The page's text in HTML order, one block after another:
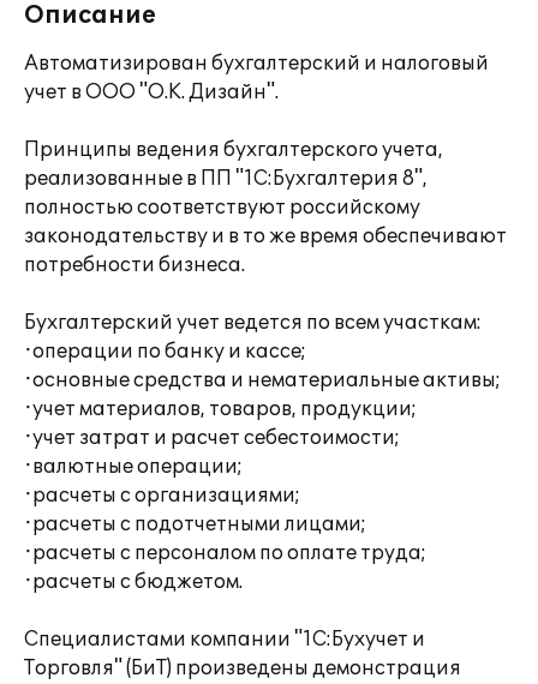
Описание
Автоматизирован бухгалтерский и налоговый
учет в ООО "О.К. Дизайн".
Принципы ведения бухгалтерского учета,
реализованные в ПП "1С:Бухгалтерия 8",
полностью соответствуют российскому
законодательству и в то же время обеспечивают
потребности бизнеса.
Бухгалтерский учет ведется по всем участкам:
·операции по банку и кассе;
·основные средства и нематериальные активы;
·учет материалов, товаров, продукции;
·учет затрат и расчет себестоимости;
·валютные операции;
·расчеты с организациями;
·расчеты с подотчетными лицами;
·расчеты с персоналом по оплате труда;
·расчеты с бюджетом.
Специалистами компании "1С:Бухучет и
Торговля" (БиТ) произведены демонстрация